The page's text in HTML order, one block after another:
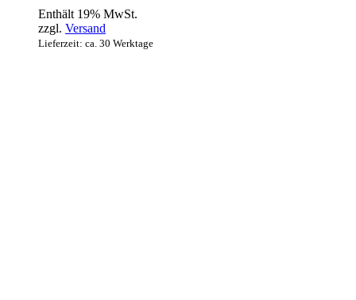
Enthält 19% MwSt.
zzgl. Versand
Lieferzeit: ca. 30 Werktage